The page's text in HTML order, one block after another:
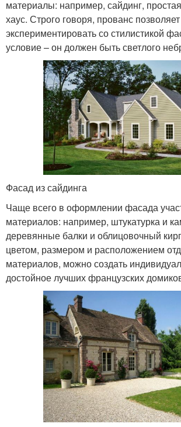
материалы: например, сайдинг,
хаус. Строго говоря, прованс позволяет
экспериментировать со стилистикой
условие – он должен быть светлого
Фасад из сайдинга
Чаще всего в оформлении фасада
материалов: например, штукатурка и
деревянные балки и облицовочный
цветом, размером и расположением
материалов, можно создать
достойное лучших французских